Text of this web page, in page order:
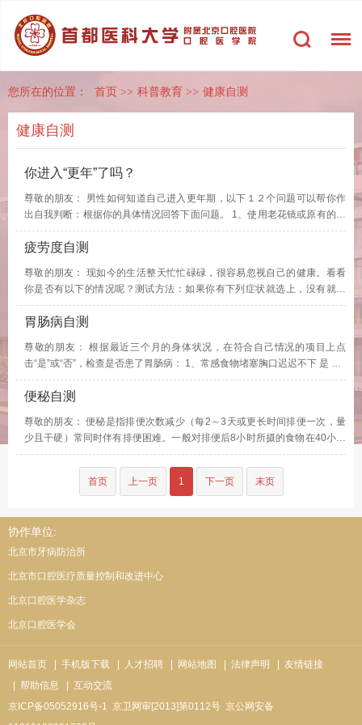
您所在的位置： 首页 >> 科普教育 >> 健康自测
健康自测
你进入“更年”了吗？
尊敬的朋友： 男性如何知道自己进入更年期，以下１２个问题可以帮你作
出自我判断：根据你的具体情况回答下面问题。 1、使用老花镜或原有的近
视镜已无法阅读书报，摘下眼镜…
疲劳度自测
尊敬的朋友： 现如今的生活整天忙忙碌碌，很容易忽视自己的健康。看看
你是否有以下的情况呢？测试方法：如果你有下列症状就选上，没有就不
选。然后点击查看，看你的疲劳度！ …
胃肠病自测
尊敬的朋友： 根据最近三个月的身体状况，在符合自己情况的项目上点
击“是”或“否”，检查是否患了胃肠病： 1、常感食物堵塞胸口迟迟不下 是 …
便秘自测
尊敬的朋友： 便秘是指排便次数减少（每2～3天或更长时间排便一次，量
少且干硬）常同时伴有排便困难。一般对排便后8小时所摄的食物在40小时
内尚未排出既为便秘。 一般性的便秘可以通过调整饮食习惯和排便习惯的
得到缓解。 …
首页
上一页 1 下一页 末页
协作单位:
北京市牙病防治所
北京市口腔医疗质量控制和改进中心
北京口腔医学杂志
北京口腔医学会
网站首页 | 手机版下载 | 人才招聘 | 网站地图 | 法律声明
| 友情链接
| 帮助信息
| 互动交流
京ICP备05052916号-1 京卫网审[2013]第0112号 京公网安备